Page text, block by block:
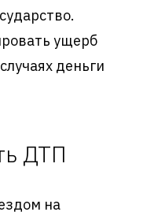
ущерб
деньги
ДТП
на